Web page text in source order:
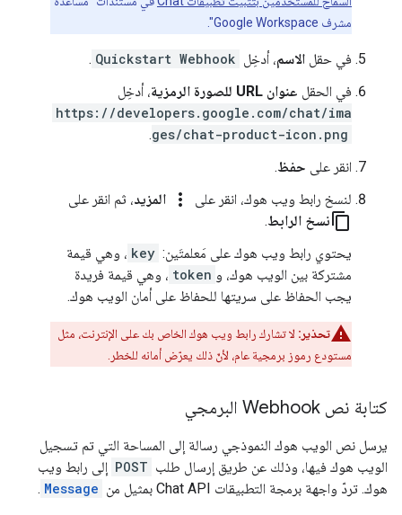
مشرف Google Workspace".
في حقل الاسم، أدخِل Quickstart Webhook
.
في الحقل عنوان URL للصورة الرمزية
، أدخِل
https://developers.google.com/chat/ima
ges/chat-product-icon.png
.
انقر على حفظ.
لنسخ رابط ويب هوك، انقر على
more_vert المزيد، ثم انقر على
content_copyنسخ الرابط.
يحتوي رابط ويب هوك على مَعلمتَين: key ، وهي قيمة
مشتركة بين الويب هوك، و token ، وهي قيمة فريدة
يجب الحفاظ على سريتها للحفاظ على أمان الويب هوك.
تحذير: لا تشارك رابط ويب هوك الخاص بك على الإنترنت، مثل
مستودع رموز برمجية عام، لأنّ ذلك يعرّض أمانه للخطر.
كتابة نص Webhook البرمجي
يرسل نص الويب هوك النموذجي رسالة إلى المساحة التي تم تسجيل
الويب هوك فيها، وذلك عن طريق إرسال طلب POST إلى رابط ويب
هوك. تردّ واجهة برمجة التطبيقات Chat API بمثيل من
Message
.